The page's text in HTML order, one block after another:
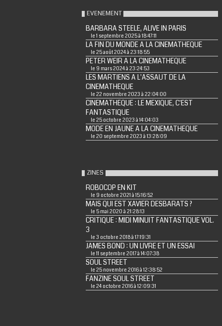
EVENEMENT
BARBARA STEELE, ALIVE IN PARIS
le 1 septembre 2025 à 18:47:11
LA FIN DU MONDE A LA CINEMATHEQUE
le 25 août 2024 à 23:18:55
PETER WEIR A LA CINEMATHEQUE
le 9 mars 2024 à 23:24:53
LES MARTIENS A L'ASSAUT DE LA
CINEMATHEQUE
le 22 novembre 2023 à 22:04:00
CINEMATHEQUE : LE MEXIQUE, C'EST
FANTASTIQUE
le 25 octobre 2023 à 14:04:03
MODE EN JAUNE A LA CINEMATHEQUE
le 20 septembre 2023 à 13:28:09
ZINES
ROBOCOP EN KIT
le 9 octobre 2021 à 15:16:52
MAIS QUI EST XAVIER DESBARATS ?
le 5 mai 2020 à 21:28:13
CRITIQUE : MIDI MINUIT FANTASTIQUE VOL.
3
le 3 octobre 2018 à 17:19:31
JAMES BOND : UN LIVRE ET UN ESSAI
le 11 septembre 2017 à 14:07:38
SOUL STREET
le 25 novembre 2016 à 12:38:52
FANZINE SOUL STREET
le 24 octobre 2016 à 12:09:31